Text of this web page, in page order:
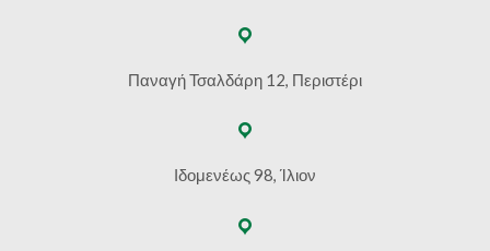
Παναγή Τσαλδάρη 12, Περιστέρι
Ιδομενέως 98, Ίλιον